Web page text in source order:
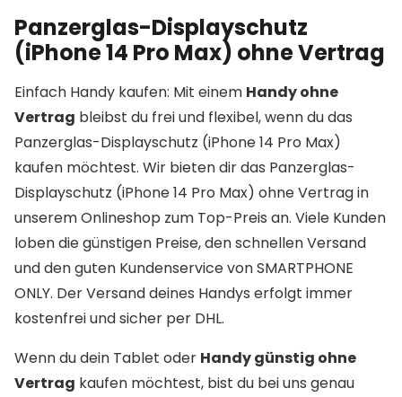
Panzerglas-Displayschutz
(iPhone 14 Pro Max) ohne Vertrag
Einfach Handy kaufen: Mit einem Handy ohne
Vertrag bleibst du frei und flexibel, wenn du das
Panzerglas-Displayschutz (iPhone 14 Pro Max)
kaufen möchtest. Wir bieten dir das Panzerglas-
Displayschutz (iPhone 14 Pro Max) ohne Vertrag in
unserem Onlineshop zum Top-Preis an. Viele Kunden
loben die günstigen Preise, den schnellen Versand
und den guten Kundenservice von SMARTPHONE
ONLY. Der Versand deines Handys erfolgt immer
kostenfrei und sicher per DHL.
Wenn du dein Tablet oder Handy günstig ohne
Vertrag kaufen möchtest, bist du bei uns genau